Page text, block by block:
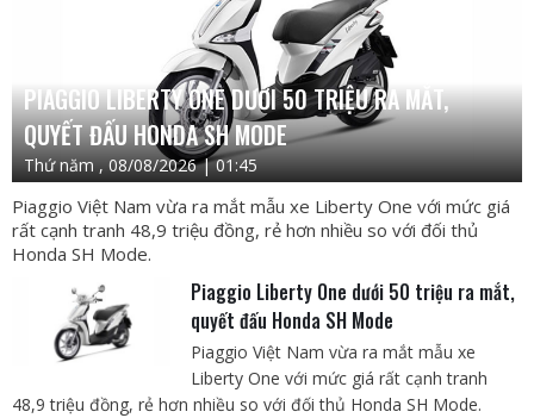
PIAGGIO LIBERTY ONE DƯỚI 50 TRIỆU RA MẮT,
QUYẾT ĐẤU HONDA SH MODE
Thứ năm , 08/08/2026 | 01:45
Piaggio Việt Nam vừa ra mắt mẫu xe Liberty One với mức giá
rất cạnh tranh 48,9 triệu đồng, rẻ hơn nhiều so với đối thủ
Honda SH Mode.
Piaggio Liberty One dưới 50 triệu ra mắt,
quyết đấu Honda SH Mode
Piaggio Việt Nam vừa ra mắt mẫu xe
Liberty One với mức giá rất cạnh tranh
48,9 triệu đồng, rẻ hơn nhiều so với đối thủ Honda SH Mode.